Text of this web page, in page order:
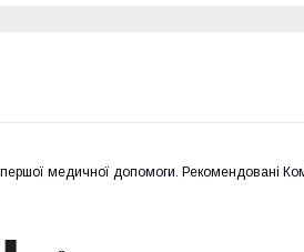
першої медичної допомоги. Рекомендовані